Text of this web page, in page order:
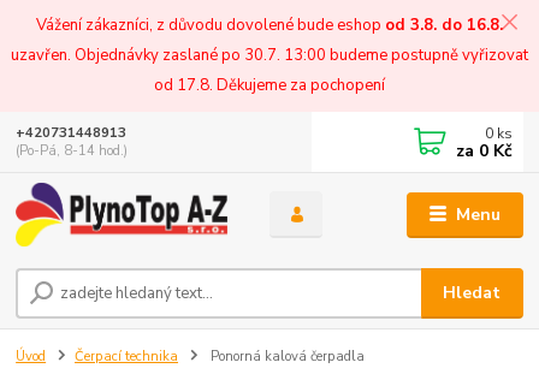
Vážení zákazníci, z důvodu dovolené bude eshop od 3.8. do 16.8.
uzavřen. Objednávky zaslané po 30.7. 13:00 budeme postupně vyřizovat
od 17.8. Děkujeme za pochopení
Menu
Hledat
+420731448913
(Po-Pá, 8-14 hod.)
0 ks
za 0 Kč
Úvod Čerpací technika Ponorná kalová čerpadla